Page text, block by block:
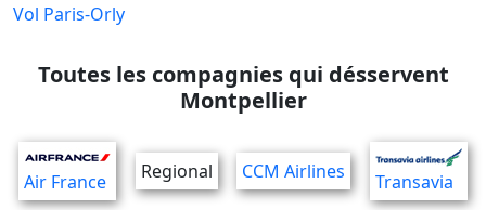
Vol Paris-Orly
Toutes les compagnies qui désservent
Montpellier
Air France Regional CCM Airlines Transavia